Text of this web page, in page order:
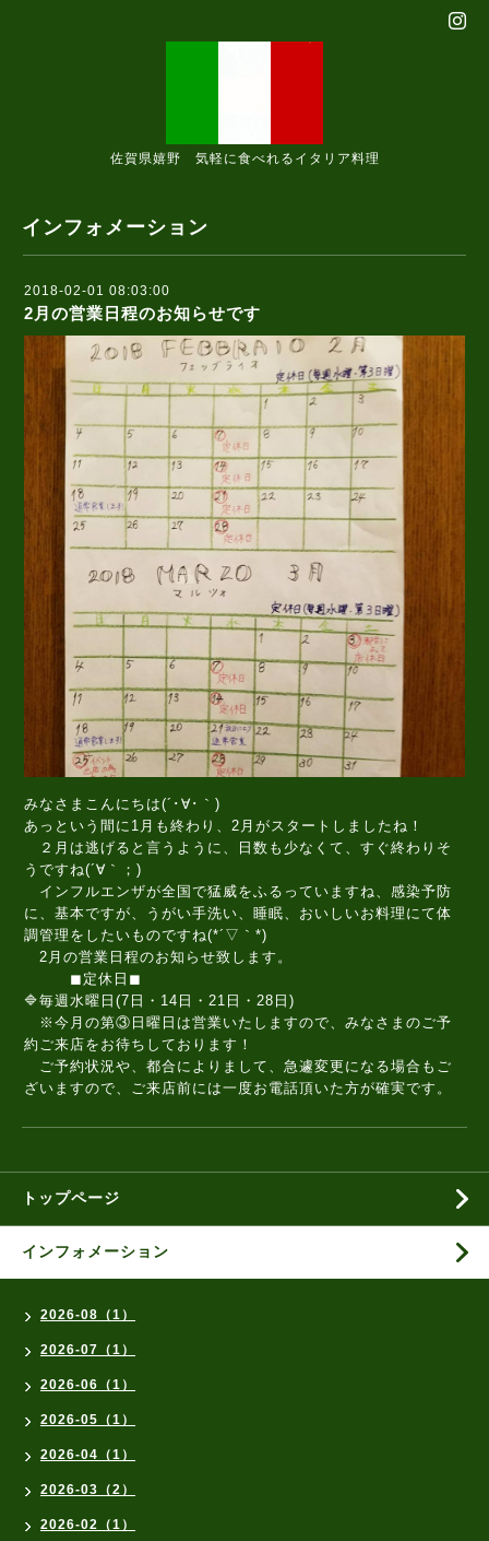
佐賀県嬉野 気軽に食べれるイタリア料理
インフォメーション
2018-02-01 08:03:00
2月の営業日程のお知らせです
みなさまこんにちは(´･∀･｀)
あっという間に1月も終わり、2月がスタートしましたね！
２月は逃げると言うように、日数も少なくて、すぐ終わりそ
うですね(´∀｀；)
インフルエンザが全国で猛威をふるっていますね、感染予防
に、基本ですが、うがい手洗い、睡眠、おいしいお料理にて体
調管理をしたいものですね(*´▽｀*)
2月の営業日程のお知らせ致します。
◼定休日◼
🔷毎週水曜日(7日・14日・21日・28日)
※今月の第③日曜日は営業いたしますので、みなさまのご予
約ご来店をお待ちしております！
ご予約状況や、都合によりまして、急遽変更になる場合もご
ざいますので、ご来店前には一度お電話頂いた方が確実です。
トップページ
インフォメーション
2026-08（1）
2026-07（1）
2026-06（1）
2026-05（1）
2026-04（1）
2026-03（2）
2026-02（1）